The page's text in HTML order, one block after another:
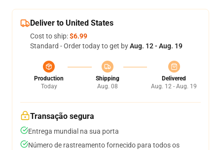
Deliver to United States
Cost to ship:$6.99
Standard - Order today to get byAug. 12 - Aug. 19
Production
Today
Shipping
Aug. 08
Delivered
Aug. 12 - Aug. 19
Transação segura
Entrega mundial na sua porta
Número de rastreamento fornecido para todos os